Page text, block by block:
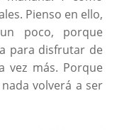
Pienso en ello,
poco, porque
para disfrutar de
vez más. Porque
volverá a ser